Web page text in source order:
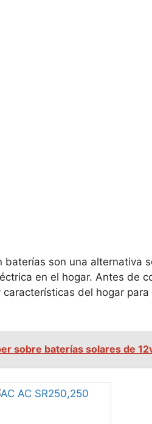
son una alternativa
en el hogar. Antes de
del hogar
sobre baterías solares de